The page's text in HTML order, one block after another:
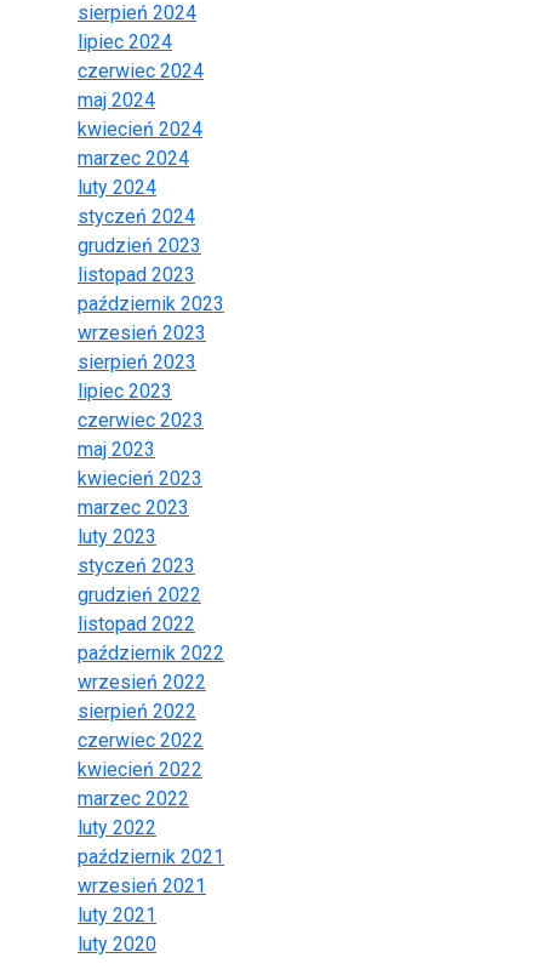
sierpień 2024
lipiec 2024
czerwiec 2024
maj 2024
kwiecień 2024
marzec 2024
luty 2024
styczeń 2024
grudzień 2023
listopad 2023
październik 2023
wrzesień 2023
sierpień 2023
lipiec 2023
czerwiec 2023
maj 2023
kwiecień 2023
marzec 2023
luty 2023
styczeń 2023
grudzień 2022
listopad 2022
październik 2022
wrzesień 2022
sierpień 2022
czerwiec 2022
kwiecień 2022
marzec 2022
luty 2022
październik 2021
wrzesień 2021
luty 2021
luty 2020